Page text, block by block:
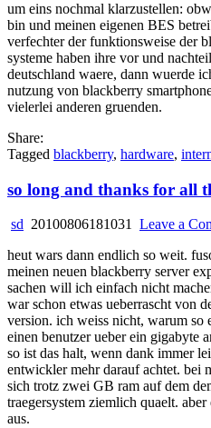
um eins nochmal klarzustellen:
bin und meinen eigenen BES
verfechter der funktionsweise der
systeme haben ihre vor und
deutschland waere, dann wuerde
nutzung von blackberry
vielerlei anderen gruenden.
Share:
Tagged blackberry, hardware,
so long and thanks for all
sd 20100806181031 Leave a
heut wars dann endlich so weit.
meinen neuen blackberry server
sachen will ich einfach nicht
war schon etwas ueberrascht von
version. ich weiss nicht, warum so
einen benutzer ueber ein gigabyte
so ist das halt, wenn dank immer
entwickler mehr darauf achtet. bei
sich trotz zwei GB ram auf dem
traegersystem ziemlich quaelt.
aus.